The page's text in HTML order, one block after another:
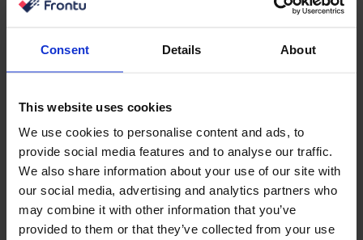
Consent Details About
This website uses cookies
We use cookies to personalise content and ads, to
provide social media features and to analyse our traffic.
We also share information about your use of our site with
our social media, advertising and analytics partners who
may combine it with other information that you’ve
provided to them or that they’ve collected from your use
Learn more